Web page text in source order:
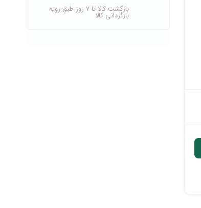
بازگشت کالا تا ۷ روز طبق رویه
بازگردانی کالا